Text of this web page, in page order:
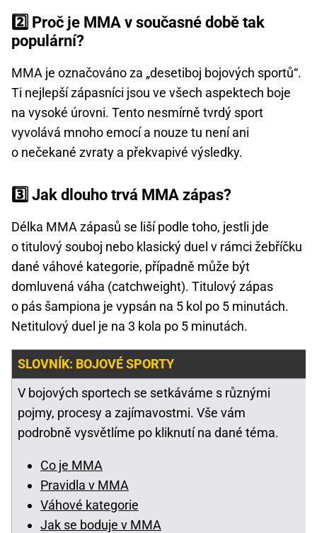
2️⃣ Proč je MMA v současné době tak
populární?
MMA je označováno za „desetiboj bojových sportů“.
Ti nejlepší zápasníci jsou ve všech aspektech boje
na vysoké úrovni. Tento nesmírně tvrdý sport
vyvolává mnoho emocí a nouze tu není ani
o nečekané zvraty a překvapivé výsledky.
3️⃣ Jak dlouho trvá MMA zápas?
Délka MMA zápasů se liší podle toho, jestli jde
o titulový souboj nebo klasický duel v rámci žebříčku
dané váhové kategorie, případně může být
domluvená váha (catchweight). Titulový zápas
o pás šampiona je vypsán na 5 kol po 5 minutách.
Netitulový duel je na 3 kola po 5 minutách.
SLOVNÍK: BOJOVÉ SPORTY
V bojových sportech se setkáváme s různými
pojmy, procesy a zajímavostmi. Vše vám
podrobně vysvětlíme po kliknutí na dané téma.
Co je MMA
Pravidla v MMA
Váhové kategorie
Jak se boduje v MMA